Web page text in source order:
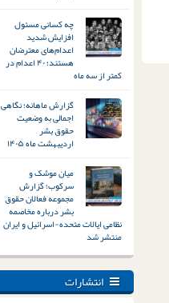
چه کسانی مسئول
افزایش شدید
اعدام‌های معترضان
هستند؛ ۴۰ اعدام در
کمتر از سه ماه
گزارش ماهانه؛ نگاهی
اجمالی به وضعیت
حقوق بشر –
اردیبهشت ماه ۱۴۰۵
میان موشک و
سرکوب؛ گزارش
مجموعه فعالان حقوق
بشر درباره مخاصمه
نظامی ایالات متحده-اسرائیل و ایران
منتشر شد
انتشارات